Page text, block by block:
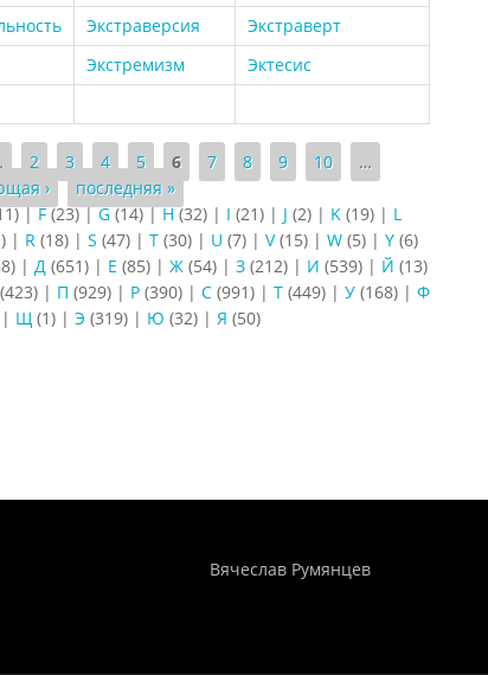
Экстраверсия
Экстраверт
Экстремизм
Эктесис
2 3 4 5 6 7 8 9 10
…
›
последняя »
|F(23)|G(14)|H(32) | I (21) | J (2) | K (19) | L
| R (18) | S (47) | T (30) | U (7) | V(15) | W (5) | Y (6)
| Д (651) | Е (85) | Ж (54) | З (212) | И (539) | Й (13)
(423) | П (929) | Р (390) | С (991) | Т (449) | У (168) | Ф
| Щ (1) | Э (319) | Ю (32) | Я (50)
Вячеслав Румянцев